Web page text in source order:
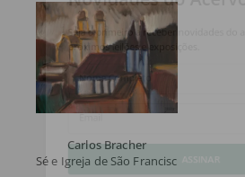
Carlos Bracher
Sé e Igreja de São Francisco de Assis
Seja o primeiro a receber novidades
próximos leilões e exposições.
Nome Completo